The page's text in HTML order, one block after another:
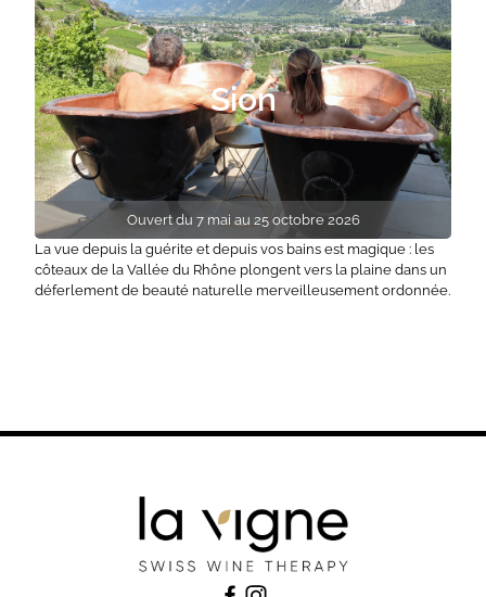
Sion
Ouvert du 7 mai au 25 octobre 2026
La vue depuis la guérite et depuis vos bains est magique : les
côteaux de la Vallée du Rhône plongent vers la plaine dans un
déferlement de beauté naturelle merveilleusement ordonnée.